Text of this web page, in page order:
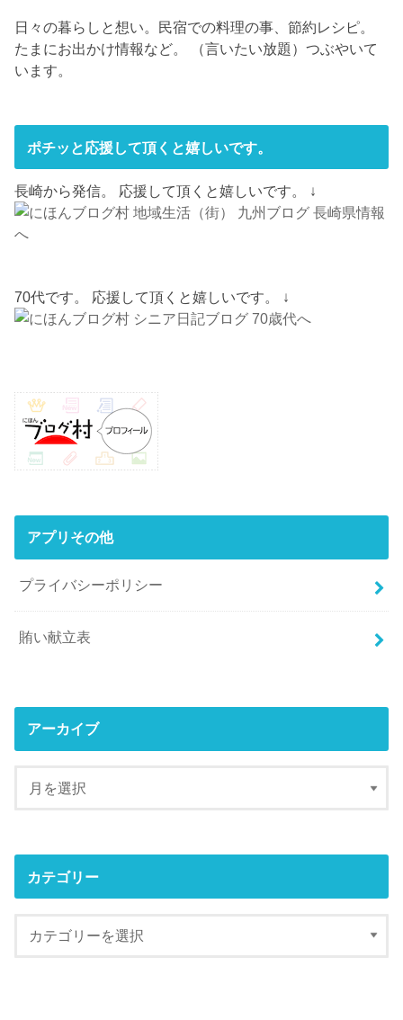
日々の暮らしと想い。民宿での料理の事、節約レシピ。
たまにお出かけ情報など。 （言いたい放題）つぶやいて
います。
ポチッと応援して頂くと嬉しいです。
長崎から発信。 応援して頂くと嬉しいです。 ↓
70代です。 応援して頂くと嬉しいです。 ↓
アプリその他
プライバシーポリシー
賄い献立表
アーカイブ
カテゴリー